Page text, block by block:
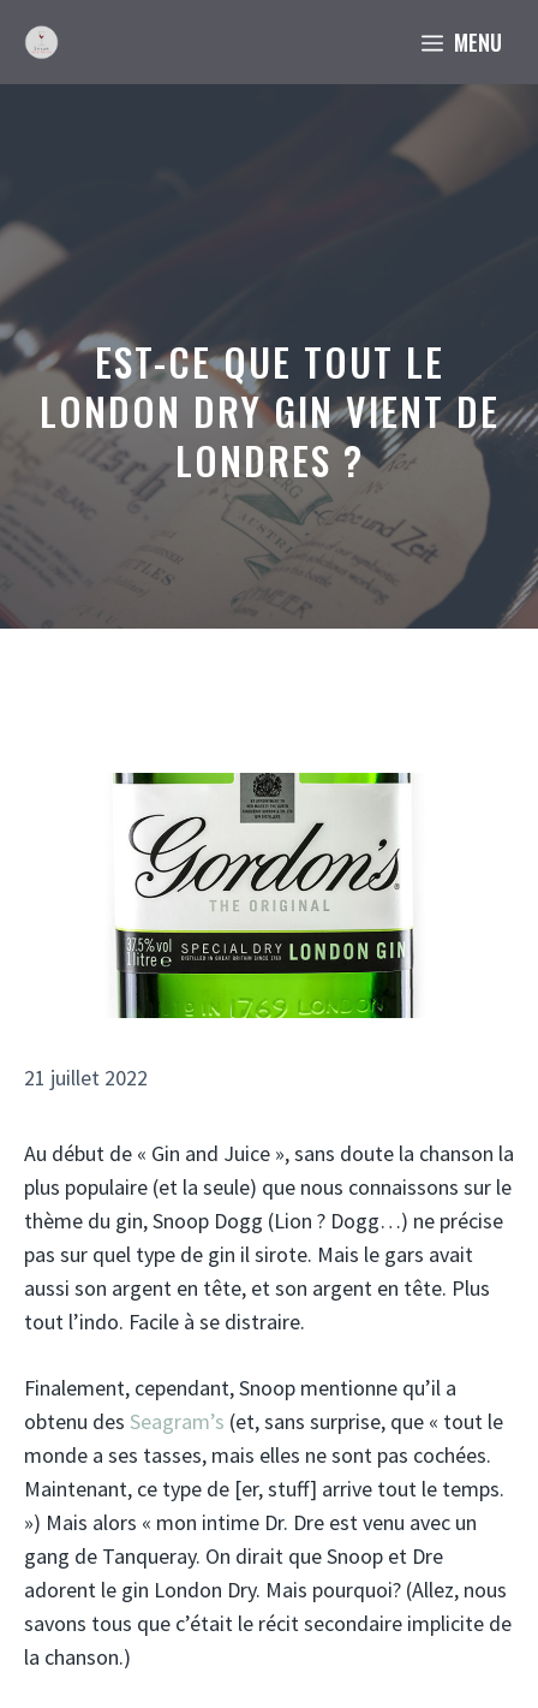
contenu
MENU
EST-CE QUE TOUT LE
LONDON DRY GIN VIENT DE
LONDRES ?
21 juillet 2022
Au début de « Gin and Juice », sans doute la chanson la
plus populaire (et la seule) que nous connaissons sur le
thème du gin, Snoop Dogg (Lion ? Dogg…) ne précise
pas sur quel type de gin il sirote. Mais le gars avait
aussi son argent en tête, et son argent en tête. Plus
tout l’indo. Facile à se distraire.
Finalement, cependant, Snoop mentionne qu’il a
obtenu des Seagram’s (et, sans surprise, que « tout le
monde a ses tasses, mais elles ne sont pas cochées.
Maintenant, ce type de [er, stuff] arrive tout le temps.
») Mais alors « mon intime Dr. Dre est venu avec un
gang de Tanqueray. On dirait que Snoop et Dre
adorent le gin London Dry. Mais pourquoi? (Allez, nous
savons tous que c’était le récit secondaire implicite de
la chanson.)